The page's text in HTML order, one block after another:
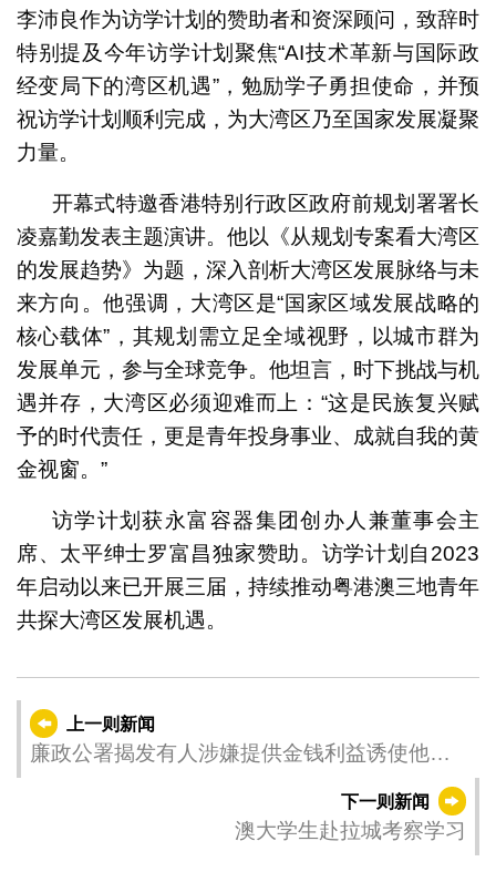
李沛良作为访学计划的赞助者和资深顾问，致辞时
特别提及今年访学计划聚焦“AI技术革新与国际政
经变局下的湾区机遇”，勉励学子勇担使命，并预
祝访学计划顺利完成，为大湾区乃至国家发展凝聚
力量。
开幕式特邀香港特别行政区政府前规划署署长
凌嘉勤发表主题演讲。他以《从规划专案看大湾区
的发展趋势》为题，深入剖析大湾区发展脉络与未
来方向。他强调，大湾区是“国家区域发展战略的
核心载体”，其规划需立足全域视野，以城市群为
发展单元，参与全球竞争。他坦言，时下挑战与机
遇并存，大湾区必须迎难而上：“这是民族复兴赋
予的时代责任，更是青年投身事业、成就自我的黄
金视窗。”
访学计划获永富容器集团创办人兼董事会主
席、太平绅士罗富昌独家赞助。访学计划自2023
年启动以来已开展三届，持续推动粤港澳三地青年
共探大湾区发展机遇。
上一则新闻
廉政公署揭发有人涉嫌提供金钱利益诱使他人
下一则新闻
澳大学生赴拉城考察学习